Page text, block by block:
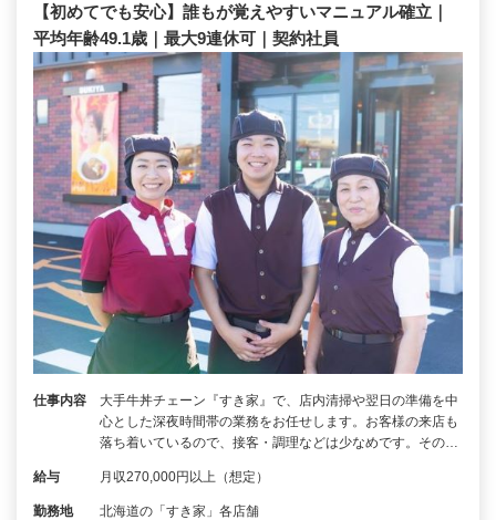
【初めてでも安心】誰もが覚えやすいマニュアル確立｜
平均年齢49.1歳｜最大9連休可｜契約社員
仕事内容
大手牛丼チェーン『すき家』で、店内清掃や翌日の準備を中
心とした深夜時間帯の業務をお任せします。お客様の来店も
落ち着いているので、接客・調理などは少なめです。その…
給与 月収270,000円以上（想定）
勤務地 北海道の「すき家」各店舗